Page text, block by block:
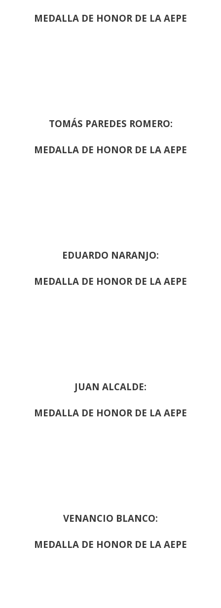
MEDALLA DE HONOR DE LA AEPE
TOMÁS PAREDES ROMERO:
MEDALLA DE HONOR DE LA AEPE
EDUARDO NARANJO:
MEDALLA DE HONOR DE LA AEPE
JUAN ALCALDE:
MEDALLA DE HONOR DE LA AEPE
VENANCIO BLANCO:
MEDALLA DE HONOR DE LA AEPE